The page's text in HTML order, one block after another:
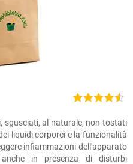
sgusciati, al naturale, non tostati
liquidi corporei e la funzionalità
infiammazioni dell'apparato
in presenza di disturbi